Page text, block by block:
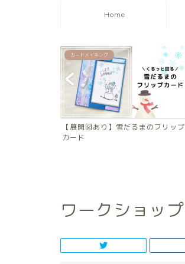
Home
カードメイキング
【展開図あり】雪だるまのフリップ
カード
ワークショップ